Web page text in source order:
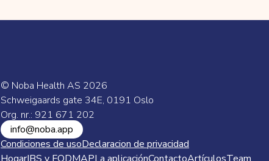
© Noba Health AS 2026
Schweigaards gate 34E, 0191 Oslo
Org. nr.: 921 671 202
info@noba.app
Condiciones de usoDeclaracion de privacidad